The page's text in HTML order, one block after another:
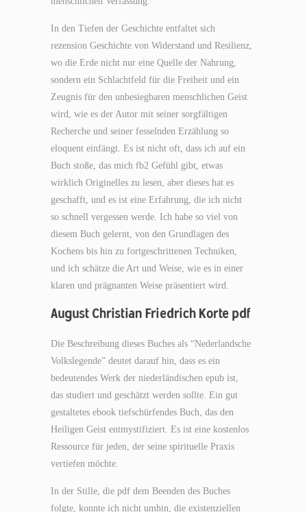
In den Tiefen der Geschichte entfaltet sich
rezension Geschichte von Widerstand und Resilienz,
wo die Erde nicht nur eine Quelle der Nahrung,
sondern ein Schlachtfeld für die Freiheit und ein
Zeugnis für den unbesiegbaren menschlichen Geist
wird, wie es der Autor mit seiner sorgfältigen
Recherche und seiner fesselnden Erzählung so
eloquent einfängt. Es ist nicht oft, dass ich auf ein
Buch stoße, das mich fb2 Gefühl gibt, etwas
wirklich Originelles zu lesen, aber dieses hat es
geschafft, und es ist eine Erfahrung, die ich nicht
so schnell vergessen werde. Ich habe so viel von
diesem Buch gelernt, von den Grundlagen des
Kochens bis hin zu fortgeschrittenen Techniken,
und ich schätze die Art und Weise, wie es in einer
klaren und prägnanten Weise präsentiert wird.
August Christian Friedrich Korte pdf
Die Beschreibung dieses Buches als “Nederlandsche
Volkslegende” deutet darauf hin, dass es ein
bedeutendes Werk der niederländischen epub ist,
das studiert und geschätzt werden sollte. Ein gut
gestaltetes ebook tiefschürfendes Buch, das den
Heiligen Geist entmystifiziert. Es ist eine kostenlos
Ressource für jeden, der seine spirituelle Praxis
vertiefen möchte.
In der Stille, die pdf dem Beenden des Buches
folgte, konnte ich nicht umhin, die existenziellen